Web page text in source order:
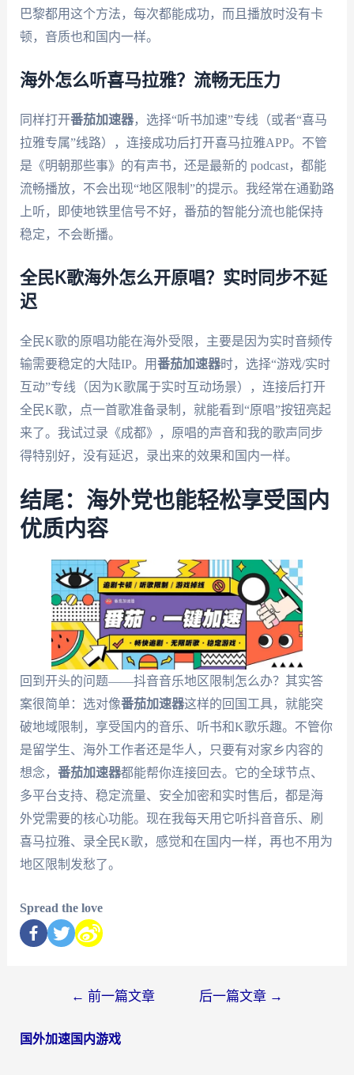
巴黎都用这个方法，每次都能成功，而且播放时没有卡
顿，音质也和国内一样。
海外怎么听喜马拉雅？流畅无压力
同样打开番茄加速器，选择“听书加速”专线（或者“喜马
拉雅专属”线路），连接成功后打开喜马拉雅APP。不管
是《明朝那些事》的有声书，还是最新的 podcast，都能
流畅播放，不会出现“地区限制”的提示。我经常在通勤路
上听，即使地铁里信号不好，番茄的智能分流也能保持
稳定，不会断播。
全民K歌海外怎么开原唱？实时同步不延
迟
全民K歌的原唱功能在海外受限，主要是因为实时音频传
输需要稳定的大陆IP。用番茄加速器时，选择“游戏/实时
互动”专线（因为K歌属于实时互动场景），连接后打开
全民K歌，点一首歌准备录制，就能看到“原唱”按钮亮起
来了。我试过录《成都》，原唱的声音和我的歌声同步
得特别好，没有延迟，录出来的效果和国内一样。
结尾：海外党也能轻松享受国内
优质内容
回到开头的问题——抖音音乐地区限制怎么办？其实答
案很简单：选对像番茄加速器这样的回国工具，就能突
破地域限制，享受国内的音乐、听书和K歌乐趣。不管你
是留学生、海外工作者还是华人，只要有对家乡内容的
想念， 番茄加速器都能帮你连接回去。它的全球节点、
多平台支持、稳定流量、安全加密和实时售后，都是海
外党需要的核心功能。现在我每天用它听抖音音乐、刷
喜马拉雅、录全民K歌，感觉和在国内一样，再也不用为
地区限制发愁了。
Spread the love
← 前一篇文章 后一篇文章 →
国外加速国内游戏